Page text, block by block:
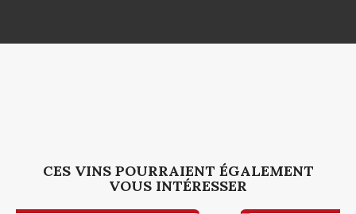
CES VINS POURRAIENT ÉGALEMENT
VOUS INTÉRESSER